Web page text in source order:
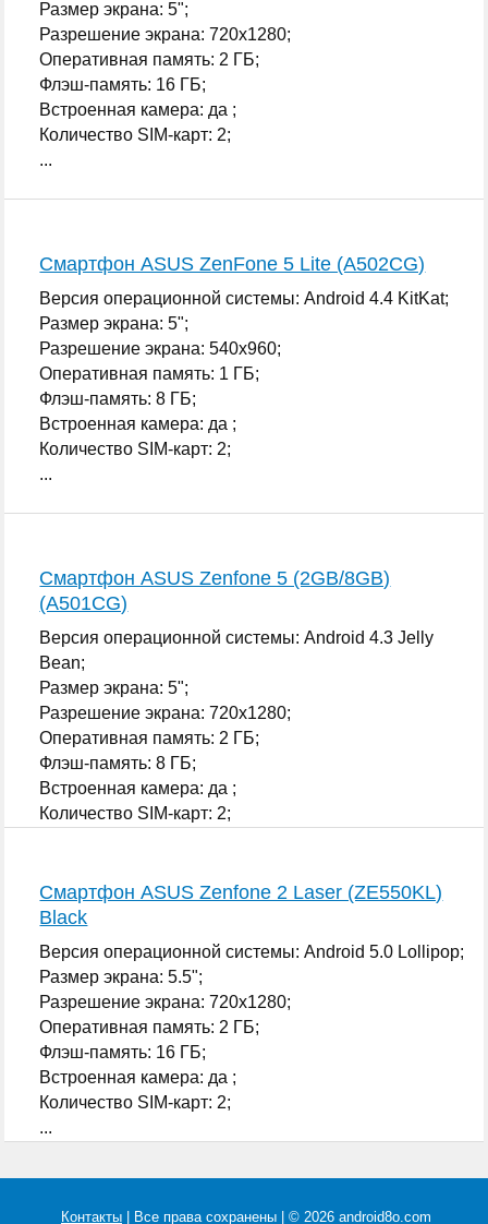
Размер экрана: 5";
Разрешение экрана: 720x1280;
Оперативная память: 2 ГБ;
Флэш-память: 16 ГБ;
Встроенная камера: да ;
Количество SIM-карт: 2;
...
Смартфон ASUS ZenFone 5 Lite (A502CG)
Версия операционной системы: Android 4.4 KitKat;
Размер экрана: 5";
Разрешение экрана: 540x960;
Оперативная память: 1 ГБ;
Флэш-память: 8 ГБ;
Встроенная камера: да ;
Количество SIM-карт: 2;
...
Смартфон ASUS Zenfone 5 (2GB/8GB)
(A501CG)
Версия операционной системы: Android 4.3 Jelly
Bean;
Размер экрана: 5";
Разрешение экрана: 720x1280;
Оперативная память: 2 ГБ;
Флэш-память: 8 ГБ;
Встроенная камера: да ;
Количество SIM-карт: 2;
Смартфон ASUS Zenfone 2 Laser (ZE550KL)
Black
Версия операционной системы: Android 5.0 Lollipop;
Размер экрана: 5.5";
Разрешение экрана: 720x1280;
Оперативная память: 2 ГБ;
Флэш-память: 16 ГБ;
Встроенная камера: да ;
Количество SIM-карт: 2;
...
Контакты | Все права сохранены | © 2026 android8o.com